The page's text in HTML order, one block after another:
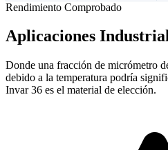
Rendimiento Comprobado
Aplicaciones
Donde una fracción de micrómetro
debido a la temperatura podría
Invar 36 es el material de elección.